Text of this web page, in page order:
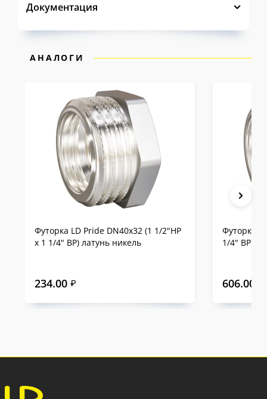
Документация
АНАЛОГИ
Футорка LD Pride DN40х32 (1 1/2"НР
х 1 1/4" ВР) латунь никель
234.00 ₽
Футорка
1/4" ВР)
606.00